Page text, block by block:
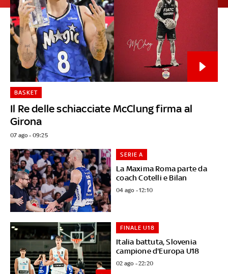
Il Re delle schiacciate McClung firma al
Girona
BASKET
07 ago - 09:25
La Maxima Roma parte da
coach Cotelli e Bilan
SERIE A
04 ago - 12:10
Italia battuta, Slovenia
campione d'Europa U18
FINALE U18
02 ago - 22:20